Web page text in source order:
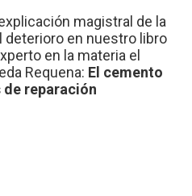
magistral de la
deterioro en nuestro libro
en la materia el
Requena: El cemento
reparación